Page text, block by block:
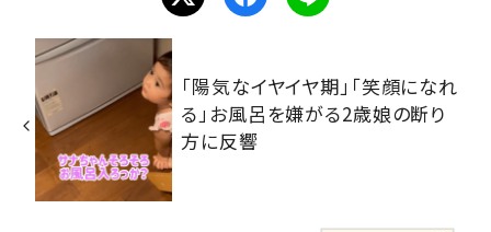
「陽気なイヤイヤ期」「笑顔になれ
る」お風呂を嫌がる2歳娘の断り
方に反響